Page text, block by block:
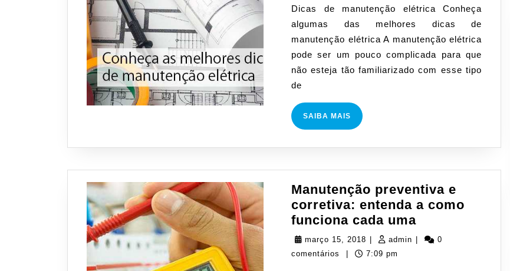
Dicas de manutenção elétrica Conheça
algumas das melhores dicas de
manutenção elétrica A manutenção elétrica
pode ser um pouco complicada para que
não esteja tão familiarizado com esse tipo
de
SAIBA MAIS SAIBA
MAIS
Manutenção preventiva e
corretiva: entenda a como
funciona cada uma
preventiva
março 15, 2018 março
15,
admin admin0
comentários
7:09 pm